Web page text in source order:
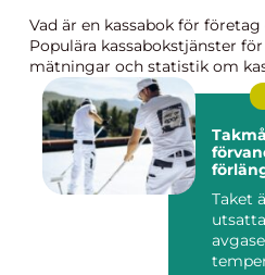
Vad är en kassabok för
Populära kassabokstjänster
mätningar och statistik om
Taket